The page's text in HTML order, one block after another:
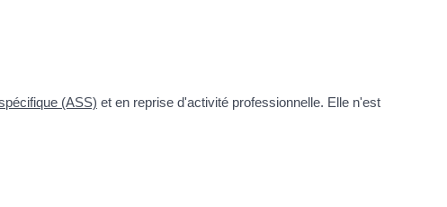
(ASS) et en reprise d'activité professionnelle. Elle n'est